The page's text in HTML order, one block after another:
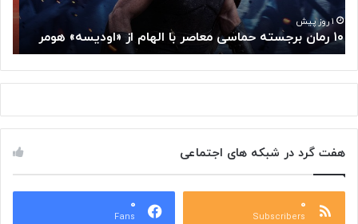
گ
و
گ
ل
ا
س
ت
خ
و
۱ روز پیش
مغز متفکر گوگل از سمت خود کناره‌گیری کرد
ب
ه
ا
هفت گرد در شبکه های اجتماعی
۰
Subscribers
۰
Fans